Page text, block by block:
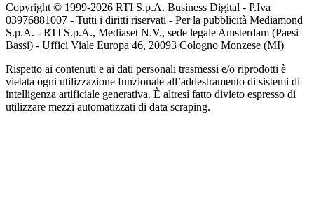
Copyright © 1999-2026 RTI S.p.A. Business Digital - P.Iva
03976881007 - Tutti i diritti riservati - Per la pubblicità Mediamond
S.p.A. - RTI S.p.A., Mediaset N.V., sede legale Amsterdam (Paesi
Bassi) - Uffici Viale Europa 46, 20093 Cologno Monzese (MI)
Rispetto ai contenuti e ai dati personali trasmessi e/o riprodotti è
vietata ogni utilizzazione funzionale all’addestramento di sistemi di
intelligenza artificiale generativa. È altresì fatto divieto espresso di
utilizzare mezzi automatizzati di data scraping.